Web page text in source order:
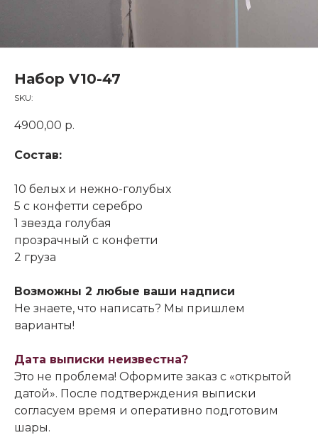
Набор V10-47
SKU:
4900,00 р.
Состав:
10 белых и нежно-голубых
5 с конфетти серебро
1 звезда голубая
прозрачный с конфетти
2 груза
Возможны 2 любые ваши надписи
Не знаете, что написать? Мы пришлем
варианты!
Дата выписки неизвестна?
Это не проблема! Оформите заказ с «открытой
датой». После подтверждения выписки
согласуем время и оперативно подготовим
шары.